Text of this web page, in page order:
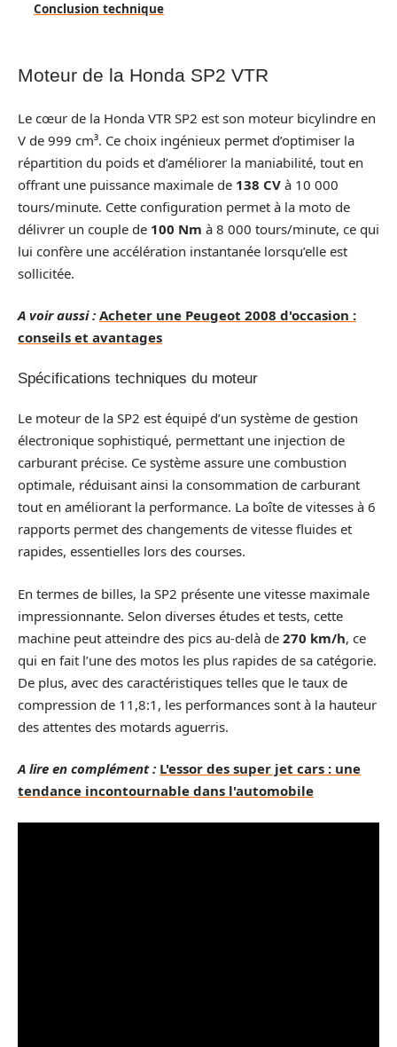
Conclusion technique
Moteur de la Honda SP2 VTR
Le cœur de la Honda VTR SP2 est son moteur bicylindre en
V de 999 cm³. Ce choix ingénieux permet d’optimiser la
répartition du poids et d’améliorer la maniabilité, tout en
offrant une puissance maximale de 138 CV à 10 000
tours/minute. Cette configuration permet à la moto de
délivrer un couple de 100 Nm à 8 000 tours/minute, ce qui
lui confère une accélération instantanée lorsqu’elle est
sollicitée.
A voir aussi : Acheter une Peugeot 2008 d'occasion :
conseils et avantages
Spécifications techniques du moteur
Le moteur de la SP2 est équipé d’un système de gestion
électronique sophistiqué, permettant une injection de
carburant précise. Ce système assure une combustion
optimale, réduisant ainsi la consommation de carburant
tout en améliorant la performance. La boîte de vitesses à 6
rapports permet des changements de vitesse fluides et
rapides, essentielles lors des courses.
En termes de billes, la SP2 présente une vitesse maximale
impressionnante. Selon diverses études et tests, cette
machine peut atteindre des pics au-delà de 270 km/h, ce
qui en fait l’une des motos les plus rapides de sa catégorie.
De plus, avec des caractéristiques telles que le taux de
compression de 11,8:1, les performances sont à la hauteur
des attentes des motards aguerris.
A lire en complément : L'essor des super jet cars : une
tendance incontournable dans l'automobile